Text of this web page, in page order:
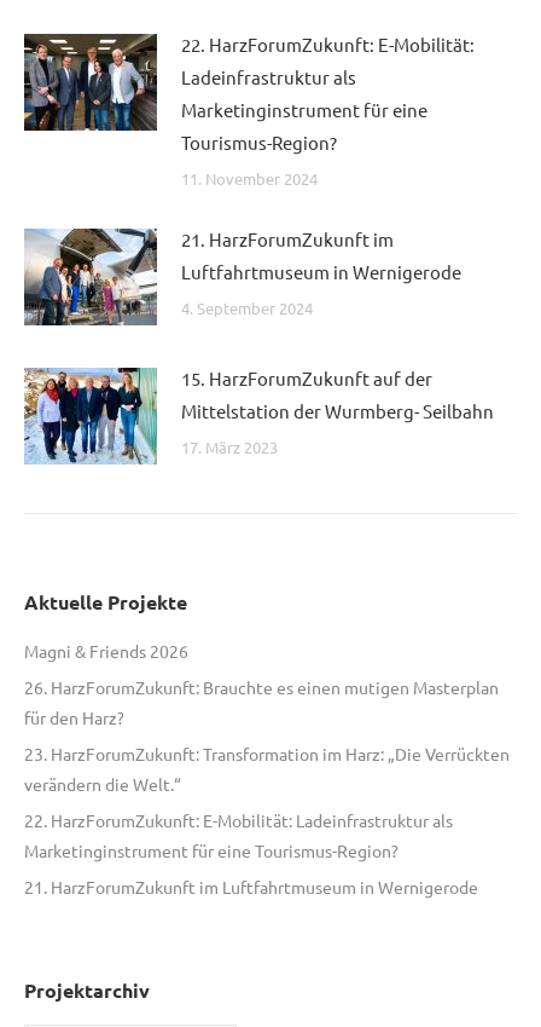
22. HarzForumZukunft: E-Mobilität:
Ladeinfrastruktur als
Marketinginstrument für eine
Tourismus-Region?
11. November 2024
21. HarzForumZukunft im
Luftfahrtmuseum in Wernigerode
4. September 2024
15. HarzForumZukunft auf der
Mittelstation der Wurmberg- Seilbahn
17. März 2023
Aktuelle Projekte
Magni & Friends 2026
26. HarzForumZukunft: Brauchte es einen mutigen Masterplan
für den Harz?
23. HarzForumZukunft: Transformation im Harz: „Die Verrückten
verändern die Welt.“
22. HarzForumZukunft: E-Mobilität: Ladeinfrastruktur als
Marketinginstrument für eine Tourismus-Region?
21. HarzForumZukunft im Luftfahrtmuseum in Wernigerode
Projektarchiv